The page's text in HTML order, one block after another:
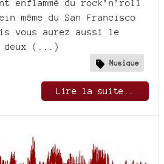
enflammé du rock’n’roll
même du San Francisco
vous aurez aussi le
deux (...)
Musique
Lire la suite..